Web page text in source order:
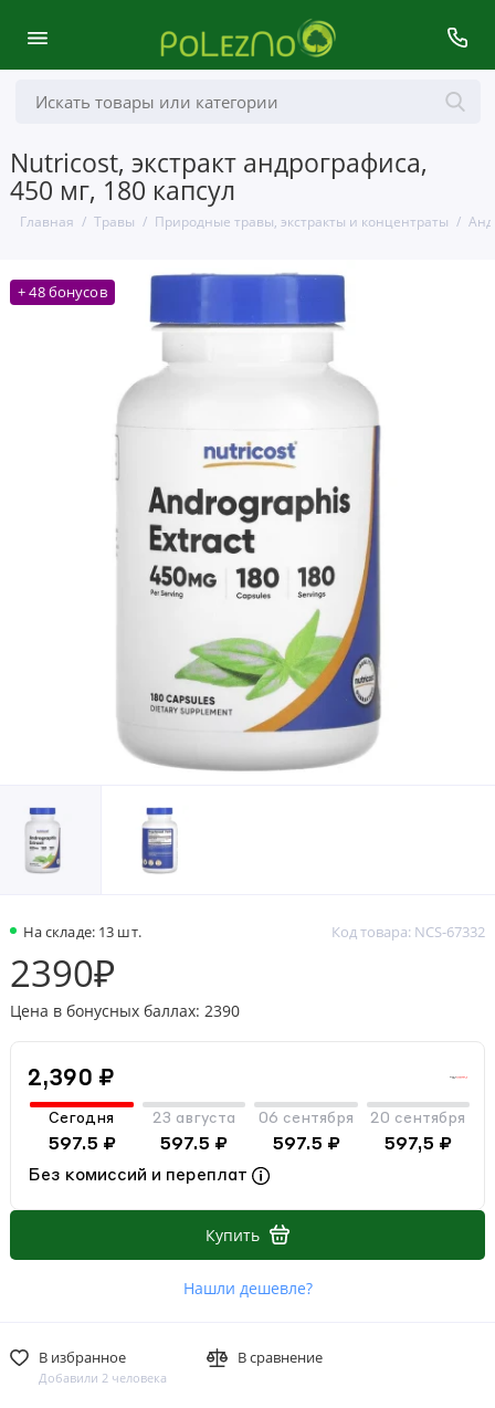
Nutricost, экстракт андрографиса,
450 мг, 180 капсул
Главная Травы Природные травы, экстракты и концентраты
+ 48 бонусов
На складе: 13 шт. Код товара: NCS-67332
2390₽
Цена в бонусных баллах: 2390
2,390 ₽
Сегодня
597.5 ₽
23 августа
597.5 ₽
06 сентября
597.5 ₽
20 сентября
597,5 ₽
Без комиссий и переплат
Купить
Нашли дешевле?
В избранное
Добавили 2 человека
В сравнение